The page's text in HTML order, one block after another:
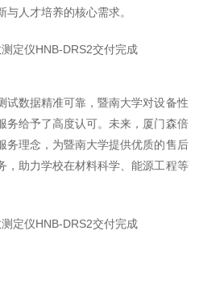
人才培养的核心需求。
试数据精准可靠，暨南大学对设备性
务给予了高度认可。未来，厦门森倍
务理念，为暨南大学提供优质的售后
，助力学校在材料科学、能源工程等